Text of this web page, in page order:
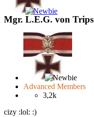
Mgr. L.E.G. von Trips
Advanced Members
3,2k
cizy :lol: :)